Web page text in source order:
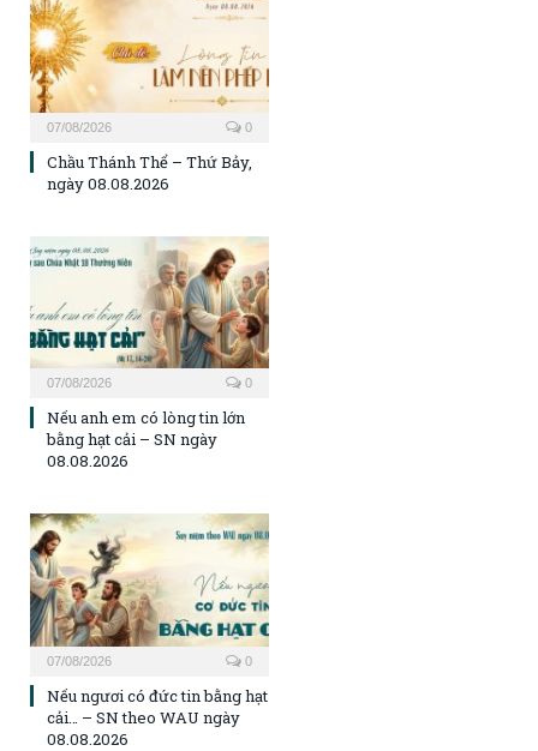
07/08/2026 0
Chầu Thánh Thể – Thứ Bảy,
ngày 08.08.2026
07/08/2026 0
Nếu anh em có lòng tin lớn
bằng hạt cải – SN ngày
08.08.2026
07/08/2026 0
Nếu ngươi có đức tin bằng hạt
cải… – SN theo WAU ngày
08.08.2026